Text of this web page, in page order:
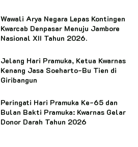
Wawali Arya Negara Lepas Kontingen
Kwarcab Denpasar Menuju Jambore
Nasional XII Tahun 2026.
Jelang Hari Pramuka, Ketua Kwarnas
Kenang Jasa Soeharto-Bu Tien di
Giribangun
Peringati Hari Pramuka Ke-65 dan
Bulan Bakti Pramuka: Kwarnas Gelar
Donor Darah Tahun 2026